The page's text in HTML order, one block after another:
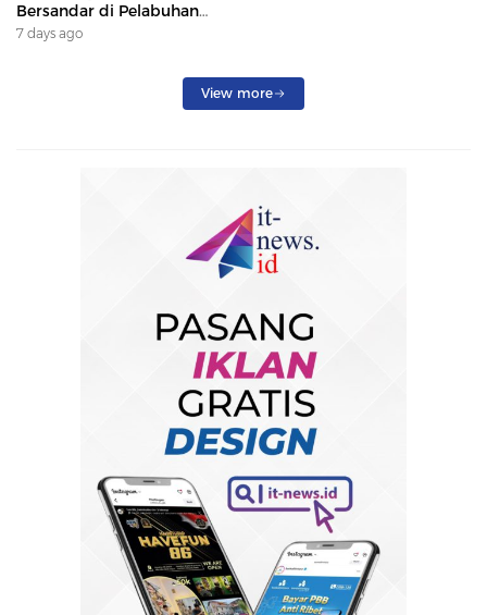
Bersandar di Pelabuhan
Samarinda, Keberangkatan
7 days ago
View more